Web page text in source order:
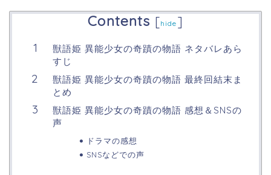
Contents [hide ]
獣語姫 異能少女の奇蹟の物語 ネタバレあら
すじ
獣語姫 異能少女の奇蹟の物語 最終回結末ま
とめ
獣語姫 異能少女の奇蹟の物語 感想＆SNSの
声
ドラマの感想
SNSなどでの声